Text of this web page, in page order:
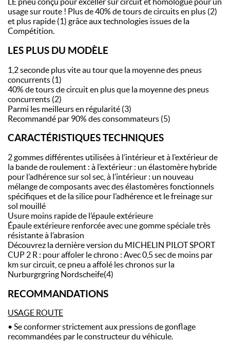
usage sur route ! Plus de 40% de tours de circuits en plus (2)
et plus rapide (1) grâce aux technologies issues de la
Compétition.
LES PLUS DU MODÈLE
1,2 seconde plus vite au tour que la moyenne des pneus
concurrents (1)
40% de tours de circuit en plus que la moyenne des pneus
concurrents (2)
Parmi les meilleurs en régularité (3)
Recommandé par 90% des consommateurs (5)
CARACTÉRISTIQUES TECHNIQUES
2 gommes différentes utilisées à l’intérieur et à l’extérieur de
la bande de roulement : à l’extérieur : un élastomère hybride
pour l’adhérence sur sol sec, à l’intérieur : un nouveau
mélange de composants avec des élastomères fonctionnels
spécifiques et de la silice pour l’adhérence et le freinage sur
sol mouillé
Usure moins rapide de l’épaule extérieure
Épaule extérieure renforcée avec une gomme spéciale très
résistante à l’abrasion
Découvrez la dernière version du MICHELIN PILOT SPORT
CUP 2 R : pour affoler le chrono : Avec 0,5 sec de moins par
km sur circuit, ce pneu a affolé les chronos sur la
Nurburgrgring Nordscheife(4)
RECOMMANDATIONS
USAGE ROUTE
• Se conformer strictement aux pressions de gonflage
recommandées par le constructeur du véhicule.